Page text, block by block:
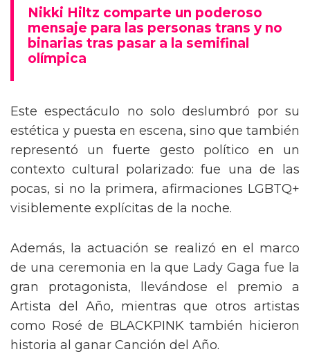
Nikki Hiltz comparte un poderoso
mensaje para las personas trans y no
binarias tras pasar a la semifinal
olímpica
Este espectáculo no solo deslumbró por su
estética y puesta en escena, sino que también
representó un fuerte gesto político en un
contexto cultural polarizado: fue una de las
pocas, si no la primera, afirmaciones LGBTQ+
visiblemente explícitas de la noche.
Además, la actuación se realizó en el marco
de una ceremonia en la que Lady Gaga fue la
gran protagonista, llevándose el premio a
Artista del Año, mientras que otros artistas
como Rosé de BLACKPINK también hicieron
historia al ganar Canción del Año.